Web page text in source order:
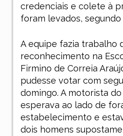
credenciais e colete à
foram levados, segundo
A equipe fazia trabalho
reconhecimento na
Firmino de Correia
pudesse votar com
domingo. A motorista
esperava ao lado de
estabelecimento e
dois homens